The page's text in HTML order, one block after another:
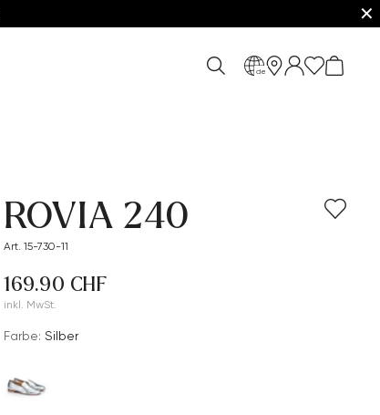
✕
de
ROVIA 240
Art. 15-730-11
169.90 CHF
inkl. MwSt.
Farbe: Silber